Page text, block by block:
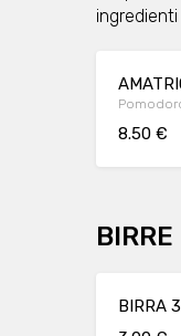
8.50 €
BIRRE
BIRRA